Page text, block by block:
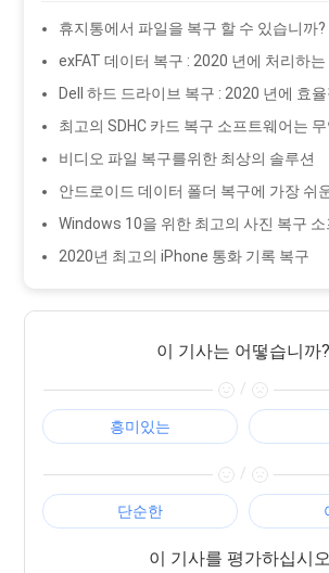
휴지통에서 파일을 복구 할 수 있습니까?
exFAT 데이터 복구 : 2020 년에 처리하는
Dell 하드 드라이브 복구 : 2020 년에 효
최고의 SDHC 카드 복구 소프트웨어는
비디오 파일 복구를위한 최상의 솔루션
안드로이드 데이터 폴더 복구에 가장 쉬
Windows 10을 위한 최고의 사진 복구 소
2020년 최고의 iPhone 통화 기록 복구
이 기사는 어떻습니까?
/
흥미있는
/
단순한
이 기사를 평가하십시